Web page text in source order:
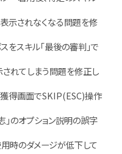
示されなくなる問題を修
スキル「最後の審判」で
れてしまう問題を修正し
得画面でSKIP(ESC)操作
のオプション説明の誤字
時のダメージが低下して